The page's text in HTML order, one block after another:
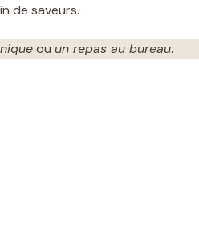
de saveurs.
ou un repas au bureau.